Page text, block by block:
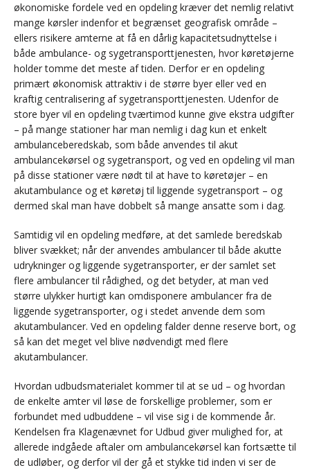
økonomiske fordele ved en opdeling kræver det nemlig relativt
mange kørsler indenfor et begrænset geografisk område –
ellers risikere amterne at få en dårlig kapacitetsudnyttelse i
både ambulance- og sygetransporttjenesten, hvor køretøjerne
holder tomme det meste af tiden. Derfor er en opdeling
primært økonomisk attraktiv i de større byer eller ved en
kraftig centralisering af sygetransporttjenesten. Udenfor de
store byer vil en opdeling tværtimod kunne give ekstra udgifter
– på mange stationer har man nemlig i dag kun et enkelt
ambulanceberedskab, som både anvendes til akut
ambulancekørsel og sygetransport, og ved en opdeling vil man
på disse stationer være nødt til at have to køretøjer – en
akutambulance og et køretøj til liggende sygetransport – og
dermed skal man have dobbelt så mange ansatte som i dag.
Samtidig vil en opdeling medføre, at det samlede beredskab
bliver svækket; når der anvendes ambulancer til både akutte
udrykninger og liggende sygetransporter, er der samlet set
flere ambulancer til rådighed, og det betyder, at man ved
større ulykker hurtigt kan omdisponere ambulancer fra de
liggende sygetransporter, og i stedet anvende dem som
akutambulancer. Ved en opdeling falder denne reserve bort, og
så kan det meget vel blive nødvendigt med flere
akutambulancer.
Hvordan udbudsmaterialet kommer til at se ud – og hvordan
de enkelte amter vil løse de forskellige problemer, som er
forbundet med udbuddene – vil vise sig i de kommende år.
Kendelsen fra Klagenævnet for Udbud giver mulighed for, at
allerede indgåede aftaler om ambulancekørsel kan fortsætte til
de udløber, og derfor vil der gå et stykke tid inden vi ser de